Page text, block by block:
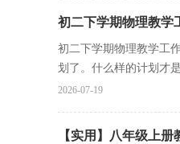
初二下学期物理教学
初二下学期物理教学工
划了。什么样的计划才
2026-07-19
【实用】八年级上